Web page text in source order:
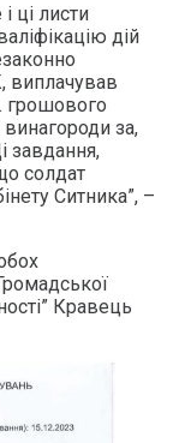
ці листи
дій
виплачував
грошового
винагороди за,
завдання,
солдат
Ситника”, –
Кравець